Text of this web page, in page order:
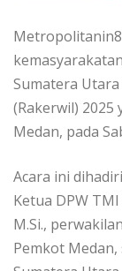
Sumatera
(Rakerwil)
Medan, pada
Acara ini
Ketua DPW
M.Si.,
Pemkot